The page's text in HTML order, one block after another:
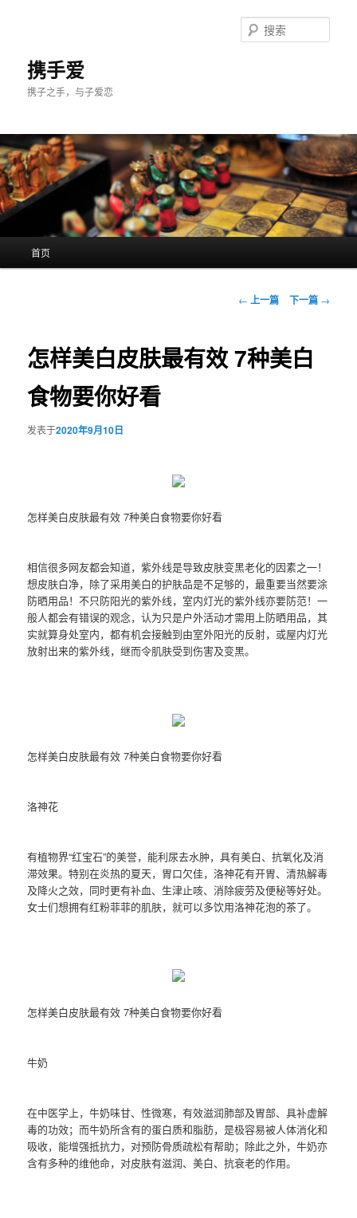
携手爱
携子之手，与子爱恋
索
首页
文
航
← 上一篇 下一篇 →
怎样美白皮肤最有效 7种美白
食物要你好看
发表于2020年9月10日
怎样美白皮肤最有效 7种美白食物要你好看
相信很多网友都会知道，紫外线是导致皮肤变黑老化的因素之一！
想皮肤白净，除了采用美白的护肤品是不足够的，最重要当然要涂
防晒用品！不只防阳光的紫外线，室内灯光的紫外线亦要防范！一
般人都会有错误的观念，认为只是户外活动才需用上防晒用品，其
实就算身处室内，都有机会接触到由室外阳光的反射，或屋内灯光
放射出来的紫外线，继而令肌肤受到伤害及变黑。
怎样美白皮肤最有效 7种美白食物要你好看
洛神花
有植物界“红宝石”的美誉，能利尿去水肿，具有美白、抗氧化及消
滞效果。特别在炎热的夏天，胃口欠佳，洛神花有开胃、清热解毒
及降火之效，同时更有补血、生津止咳、消除疲劳及便秘等好处。
女士们想拥有红粉菲菲的肌肤，就可以多饮用洛神花泡的茶了。
怎样美白皮肤最有效 7种美白食物要你好看
牛奶
在中医学上，牛奶味甘、性微寒，有效滋润肺部及胃部、具补虚解
毒的功效；而牛奶所含有的蛋白质和脂肪，是极容易被人体消化和
吸收，能增强抵抗力，对预防骨质疏松有帮助；除此之外，牛奶亦
含有多种的维他命，对皮肤有滋润、美白、抗衰老的作用。